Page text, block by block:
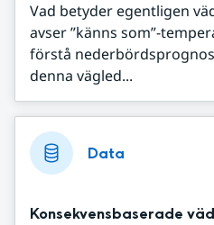
Vad betyder egentligen
avser ”känns som”-
förstå
denna vägled...
Data
Konsekvensbaserade